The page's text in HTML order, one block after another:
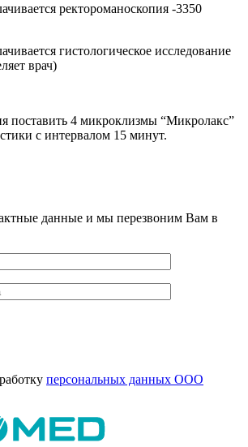
ректороманоскопия -3350
гистологическое исследование
врач)
поставить 4 микроклизмы “Микролакс”
с интервалом 15 минут.
данные и мы перезвоним Вам в
персональных данных ООО